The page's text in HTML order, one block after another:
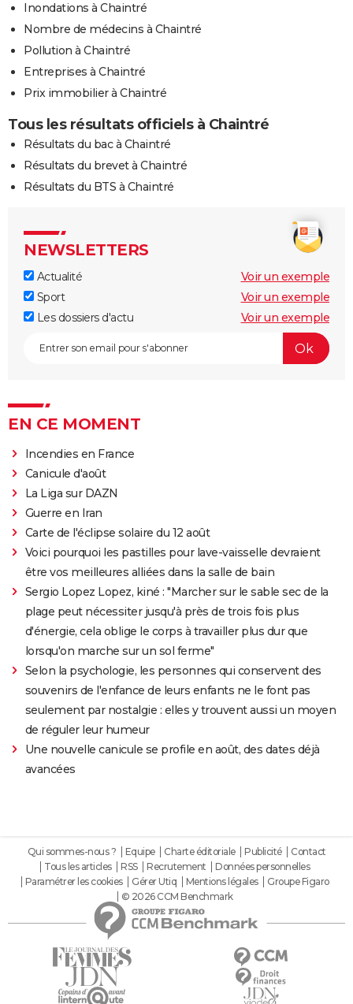
Inondations à Chaintré
Nombre de médecins à Chaintré
Pollution à Chaintré
Entreprises à Chaintré
Prix immobilier à Chaintré
Tous les résultats officiels à Chaintré
Résultats du bac à Chaintré
Résultats du brevet à Chaintré
Résultats du BTS à Chaintré
NEWSLETTERS
Actualité
Voir un exemple
Sport
Voir un exemple
Les dossiers d'actu
Voir un exemple
EN CE MOMENT
Incendies en France
Canicule d'août
La Liga sur DAZN
Guerre en Iran
Carte de l'éclipse solaire du 12 août
Voici pourquoi les pastilles pour lave-vaisselle devraient
être vos meilleures alliées dans la salle de bain
Sergio Lopez Lopez, kiné : "Marcher sur le sable sec de la
plage peut nécessiter jusqu'à près de trois fois plus
d'énergie, cela oblige le corps à travailler plus dur que
lorsqu'on marche sur un sol ferme"
Selon la psychologie, les personnes qui conservent des
souvenirs de l'enfance de leurs enfants ne le font pas
seulement par nostalgie : elles y trouvent aussi un moyen
de réguler leur humeur
Une nouvelle canicule se profile en août, des dates déjà
avancées
Qui sommes-nous ? Equipe Charte éditoriale Publicité
Contact
Tous les articles
RSS Recrutement
Données personnelles
Paramétrer les cookies
Gérer Utiq Mentions légales
Groupe Figaro
© 2026 CCM Benchmark